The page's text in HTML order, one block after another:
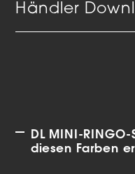
Händler
DL MINI-
diesen Farben